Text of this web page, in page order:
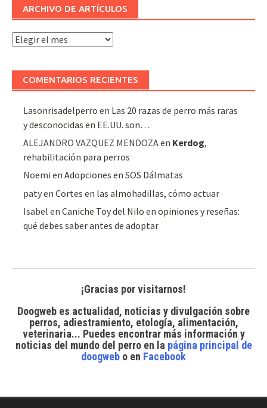
ARCHIVO DE ARTÍCULOS
Archivo
COMENTARIOS RECIENTES
Lasonrisadelperro en Las 20 razas de perro más raras
y desconocidas en EE.UU. son…
ALEJANDRO VAZQUEZ MENDOZAen Kerdog,
rehabilitación para perros
Noemi enAdopciones en SOS Dálmatas
patyenCortes en las almohadillas, cómo actuar
Isabel enCaniche Toy del Nilo en opiniones y reseñas:
qué debes saber antes de adoptar
¡Gracias por visitarnos!
Doogweb es actualidad, noticias y divulgación sobre
perros, adiestramiento, etología, alimentación,
veterinaria... Puedes encontrar más información y
noticias del mundo del perroen la página principal de
doogweb o en Facebook